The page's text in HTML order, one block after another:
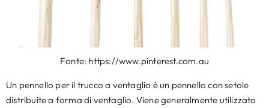
Fonte: https://www.pinterest.com.au
Un pennello per il trucco a ventaglio è un pennello con setole
distribuite a forma di ventaglio. Viene generalmente utilizzato